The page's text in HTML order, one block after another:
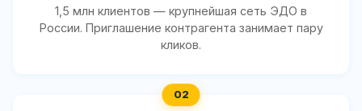
1,5 млн клиентов — крупнейшая сеть ЭДО в
России. Приглашение контрагента занимает пару
кликов.